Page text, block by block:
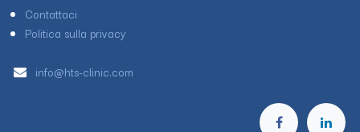
Contattaci
Politica sulla privacy
info@hts-clinic.com